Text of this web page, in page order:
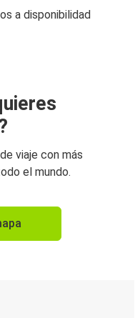
a disponibilidad
viaje con más
el mundo.